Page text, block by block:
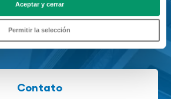
Aceptar y cerrar
Permitir la selección
Contato